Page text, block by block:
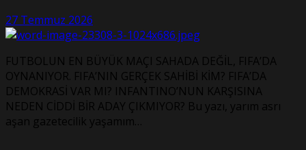
27 Temmuz 2026
FUTBOLUN EN BÜYÜK MAÇI SAHADA DEĞİL, FIFA’DA
OYNANIYOR. FIFA’NIN GERÇEK SAHİBİ KİM? FIFA’DA
DEMOKRASİ VAR MI? INFANTINO’NUN KARŞISINA
NEDEN CİDDİ BİR ADAY ÇIKMIYOR? Bu yazı, yarım asrı
aşan gazetecilik yaşamım…